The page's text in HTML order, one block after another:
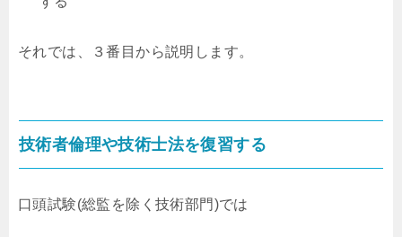
それでは、３番目から説明します。
技術者倫理や技術士法を復習する
口頭試験(総監を除く技術部門)では